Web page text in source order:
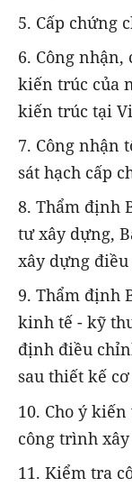
5. Cấp chứng
6. Công
kiến trúc của
kiến trúc tại
7. Công nhận
sát hạch cấp
8. Thẩm định
tư xây dựng,
xây dựng
9. Thẩm định
kinh tế - kỹ
định điều
sau thiết kế cơ
10. Cho ý
công trình
11. Kiểm tra